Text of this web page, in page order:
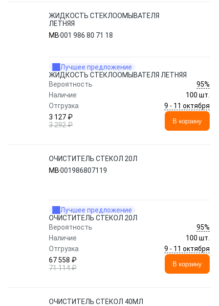
ЖИДКОСТЬ СТЕКЛООМЫВАТЕЛЯ
ЛЕТНЯЯ
MB001 986 80 71 18
Лучшее предложение
ЖИДКОСТЬ СТЕКЛООМЫВАТЕЛЯ ЛЕТНЯЯ
Вероятность
95%
Наличие
100 шт.
Отгрузка
9 - 11 октября
3 127 ₽
3 292 ₽
В корзину
ОЧИСТИТЕЛЬ СТЕКОЛ 20Л
MB001986807119
Лучшее предложение
ОЧИСТИТЕЛЬ СТЕКОЛ 20Л
Вероятность
95%
Наличие
100 шт.
Отгрузка
9 - 11 октября
67 558 ₽
71 114 ₽
В корзину
ОЧИСТИТЕЛЬ СТЕКОЛ 40МЛ